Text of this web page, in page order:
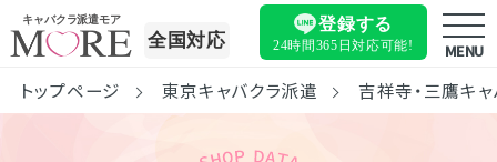
キャバクラ派遣モア
全国対応
登録する
24時間365日対応可能! MENU
トップページ 東京キャバクラ派遣 吉祥寺・三鷹キ